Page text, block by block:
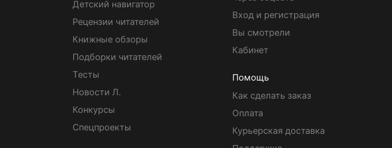
Детский навигатор
Рецензии читателей
Книжные обзоры
Подборки читателей
Тесты
Новости Л.
Конкурсы
Спецпроекты
Вход и регистрация
Вы смотрели
Кабинет
Помощь
Как сделать заказ
Оплата
Курьерская доставка